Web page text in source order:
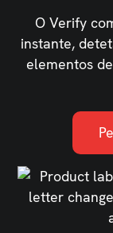
O Verify
instante,
elementos